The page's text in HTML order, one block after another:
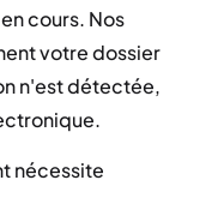
cours. Nos
votre dossier
n'est détectée,
nécessite